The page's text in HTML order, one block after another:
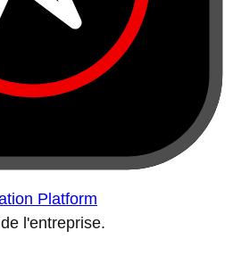
Platform
l'entreprise.